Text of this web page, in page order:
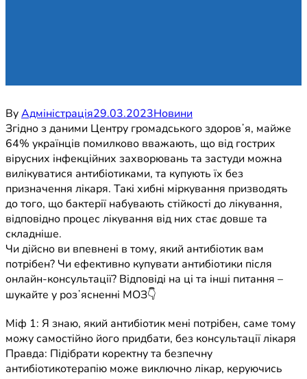
ByАдміністрація29.03.2023Новини
Згідно з даними Центру громадського здоровʼя, майже
64% українців помилково вважають, що від гострих
вірусних інфекційних захворювань та застуди можна
вилікуватися антибіотиками, та купують їх без
призначення лікаря. Такі хибні міркування призводять
до того, що бактерії набувають стійкості до лікування,
відповідно процес лікування від них стає довше та
складніше.
Чи дійсно ви впевнені в тому, який антибіотик вам
потрібен? Чи ефективно купувати антибіотики після
онлайн-консультації? Відповіді на ці та інші питання –
шукайте у розʼясненні МОЗ👇
Міф 1: Я знаю, який антибіотик мені потрібен, саме тому
можу самостійно його придбати, без консультації лікаря
Правда: Підібрати коректну та безпечну
антибіотикотерапію може виключно лікар, керуючись